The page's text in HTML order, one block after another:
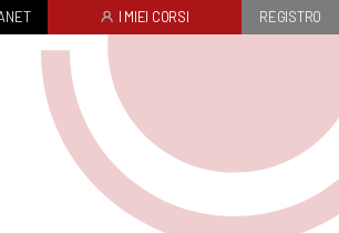
I MIEI CORSI REGISTRO